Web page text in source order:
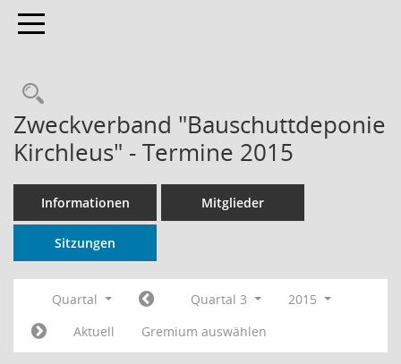
Toggle navigation
Rechercheauswahl
Zweckverband "Bauschuttdeponie
Kirchleus" - Termine 2015
Informationen Mitglieder
Sitzungen
Quartal Quartal 3
2015
Aktuell
Gremium auswählen